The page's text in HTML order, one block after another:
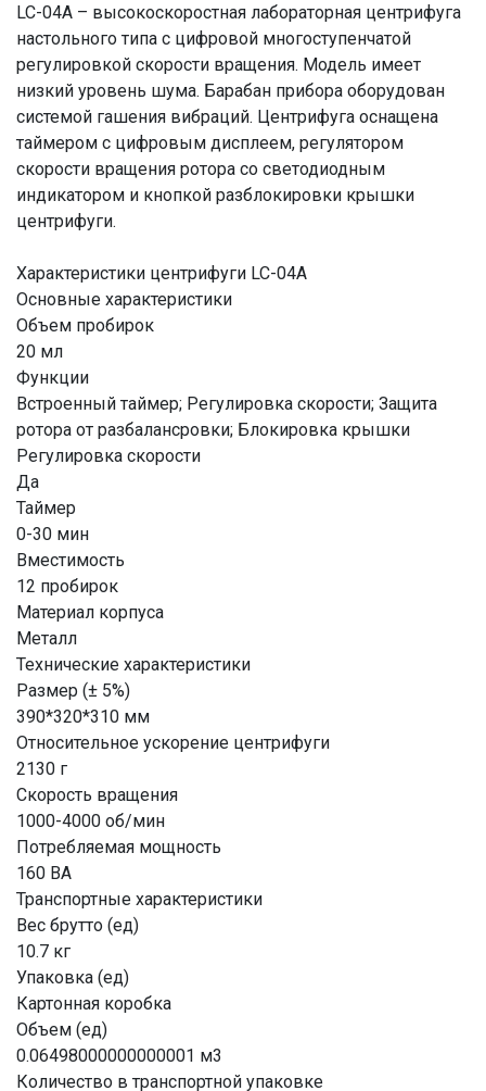
LC-04A – высокоскоростная лабораторная центрифуга
настольного типа с цифровой многоступенчатой
регулировкой скорости вращения. Модель имеет
низкий уровень шума. Барабан прибора оборудован
системой гашения вибраций. Центрифуга оснащена
таймером с цифровым дисплеем, регулятором
скорости вращения ротора со светодиодным
индикатором и кнопкой разблокировки крышки
центрифуги.
Характеристики центрифуги LC-04A
Основные характеристики
Объем пробирок
20 мл
Функции
Встроенный таймер; Регулировка скорости; Защита
ротора от разбалансровки; Блокировка крышки
Регулировка скорости
Да
Таймер
0-30 мин
Вместимость
12 пробирок
Материал корпуса
Металл
Технические характеристики
Размер (± 5%)
390*320*310 мм
Относительное ускорение центрифуги
2130 г
Скорость вращения
1000-4000 об/мин
Потребляемая мощность
160 ВА
Транспортные характеристики
Вес брутто (ед)
10.7 кг
Упаковка (ед)
Картонная коробка
Объем (ед)
0.06498000000000001 м3
Количество в транспортной упаковке